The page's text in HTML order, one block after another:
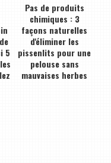
5
Pas de produits
chimiques : 3
façons naturelles
d'éliminer les
pissenlits pour une
pelouse sans
mauvaises herbes